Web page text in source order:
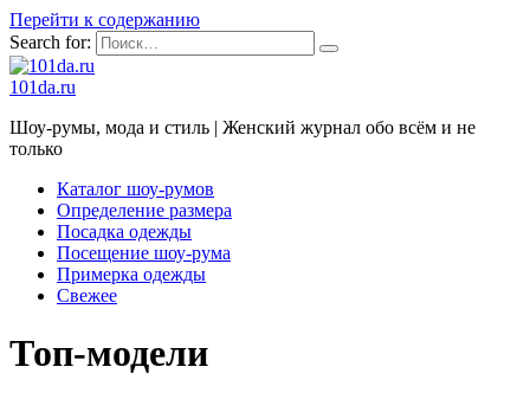
Перейти к содержанию
Search for:
101da.ru
Шоу-румы, мода и стиль | Женский журнал обо всём и не
только
Каталог шоу-румов
Определение размера
Посадка одежды
Посещение шоу-рума
Примерка одежды
Свежее
Топ-модели